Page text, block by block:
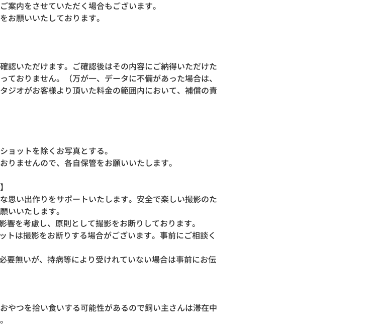
ご案内をさせていただく場合もございます。
お願いいたしております。
認いただけます。ご確認後はその内容にご納得いただけた
おりません。（万が一、データに不備があった場合は、
ジオがお客様より頂いた料金の範囲内において、補償の責
ョットを除くお写真とする。
りませんので、各自保管をお願いいたします。
】
思い出作りをサポートいたします。安全で楽しい撮影のた
いいたします。
を考慮し、原則として撮影をお断りしております。
トは撮影をお断りする場合がございます。事前にご相談く
要無いが、持病等により受けれていない場合は事前にお伝
やつを拾い食いする可能性があるので飼い主さんは滞在中